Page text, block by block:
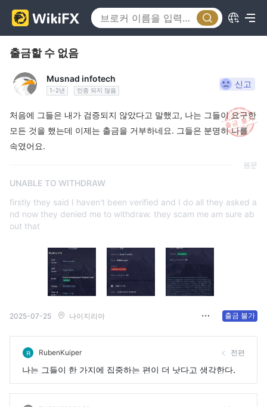
출금할 수 없음
Musnad infotech
1-2년 인증 되지 않음
신고
처음에 그들은 내가 검증되지 않았다고 말했고, 나는 그들이 요구한
모든 것을 했는데 이제는 출금을 거부하네요. 그들은 분명히 나를
속였어요.
원문
UNABLE TO WITHDRAW
firstly they said I haven't been verified and I do all they asked a
nd now they denied me to withdraw. they scam me am sure ab
out that
2025-07-25 나이지리아 출금 불가
RubenKuiper 전편
나는 그들이 한 가지에 집중하는 편이 더 낫다고 생각한다.